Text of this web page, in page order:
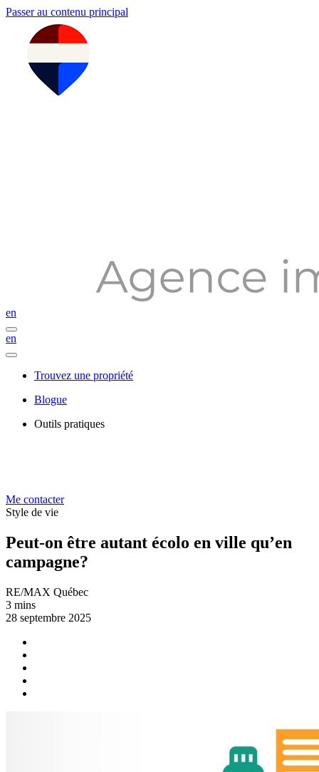
Passer au contenu principal
en
en
Trouvez une propriété
Blogue
Outils pratiques
Me contacter
Style de vie
Peut-on être autant écolo en ville qu’en
campagne?
RE/MAX Québec
3 mins
28 septembre 2025